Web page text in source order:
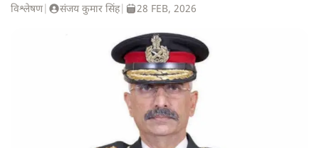
विश्लेषण| संजय कुमार सिंह| 28 FEB, 2026